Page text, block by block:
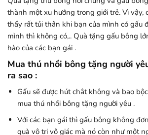
thành một xu hướng trong giới trẻ. Vì vậy,
thấy rất tủi thân khi bạn của mình có gấu
mình thì không có,.. Quà tặng gấu bông
hào của các bạn gái .
Mua thú nhồi bông tặng người
ra sao :
Gấu sẽ được hút chât không và bao
mua thú nhồi bông tặng người yêu .
Với các bạn gái thì gấu bông không
quà vô tri vô giác mà nó còn như một